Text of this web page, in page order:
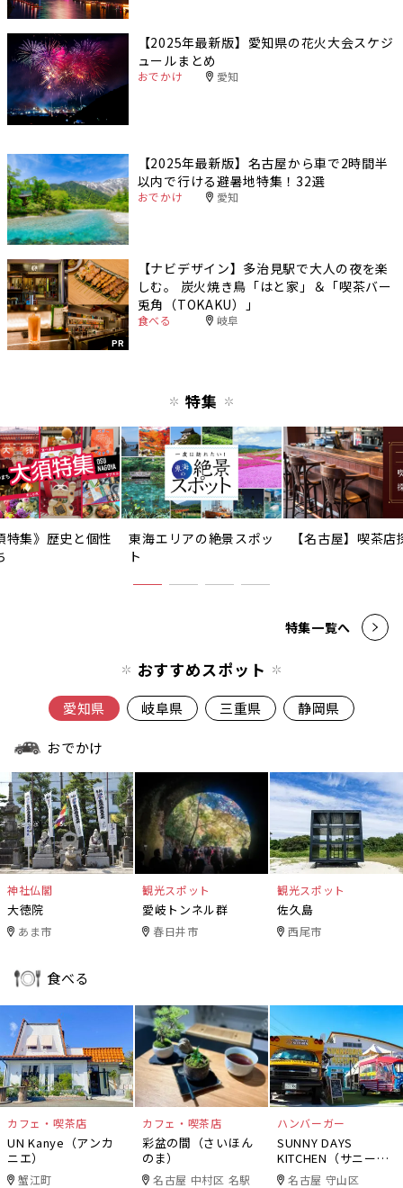
【2025年最新版】愛知県の花火大会スケジ
ュールまとめ
おでかけ 愛知
【2025年最新版】名古屋から車で2時間半
以内で行ける避暑地特集！32選
おでかけ 愛知
PR
【ナビデザイン】多治見駅で大人の夜を楽
しむ。 炭火焼き鳥「はと家」＆「喫茶バー
兎角（TOKAKU）」
食べる 岐阜
特集
特集》歴史と個性
東海エリアの絶景スポッ
ト
【名古屋】喫茶店
特集一覧へ
おすすめスポット
愛知県 岐阜県 三重県 静岡県
おでかけ
神社仏閣
大徳院
あま市
観光スポット
愛岐トンネル群
春日井市
観光スポット
佐久島
西尾市
食べる
カフェ・喫茶店
UN Kanye（アンカ
ニエ）
蟹江町
カフェ・喫茶店
彩盆の間（さいほん
のま）
名古屋 中村区 名駅
ハンバーガー
SUNNY DAYS
KITCHEN（サニーデ
イズキッチン）
名古屋 守山区